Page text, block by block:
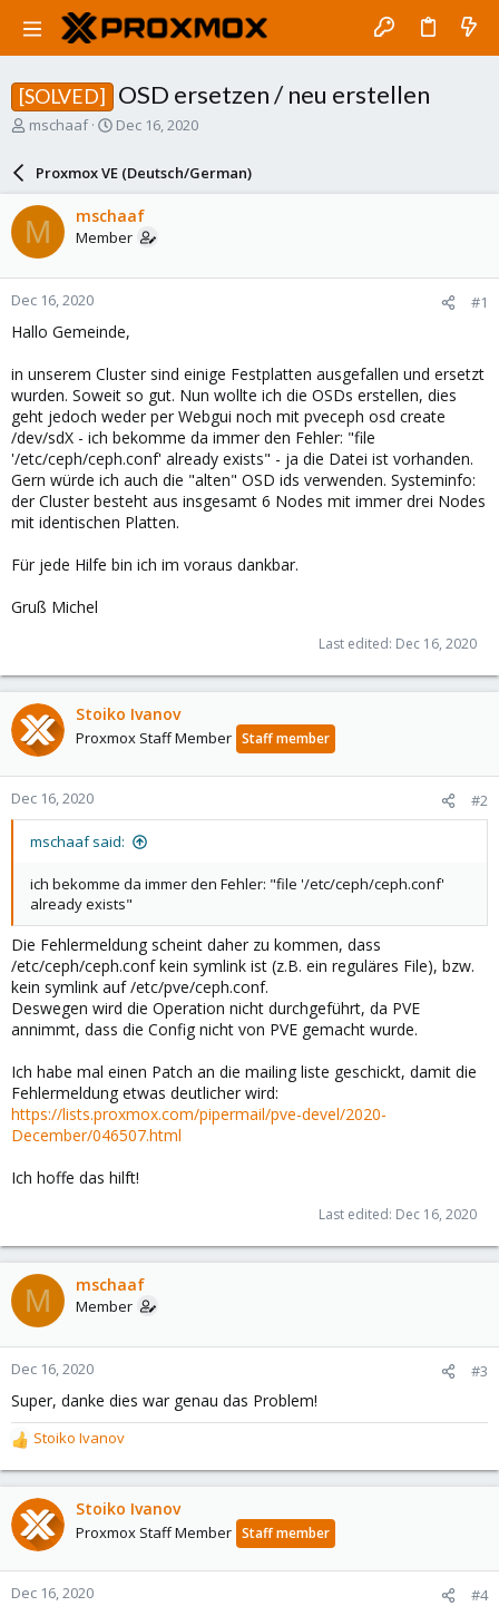
[SOLVED] OSD ersetzen / neu erstellen
T
a
d
s
t
a
r
t
e
mschaaf
S
a
r
d
a
e
Dec 16, 2020
Proxmox VE (Deutsch/German)
M mschaaf
Member
Dec 16, 2020 #1
Hallo Gemeinde,
in unserem Cluster sind einige Festplatten ausgefallen und ersetzt
wurden. Soweit so gut. Nun wollte ich die OSDs erstellen, dies
geht jedoch weder per Webgui noch mit pveceph osd create
/dev/sdX - ich bekomme da immer den Fehler: "file
'/etc/ceph/ceph.conf' already exists" - ja die Datei ist vorhanden.
Gern würde ich auch die "alten" OSD ids verwenden. Systeminfo:
der Cluster besteht aus insgesamt 6 Nodes mit immer drei Nodes
mit identischen Platten.
Für jede Hilfe bin ich im voraus dankbar.
Gruß Michel
Last edited: Dec 16, 2020
Stoiko Ivanov
Proxmox Staff Member Staff member
Dec 16, 2020 #2
mschaaf said:
ich bekomme da immer den Fehler: "file '/etc/ceph/ceph.conf'
already exists"
Die Fehlermeldung scheint daher zu kommen, dass
/etc/ceph/ceph.conf kein symlink ist (z.B. ein reguläres File), bzw.
kein symlink auf /etc/pve/ceph.conf.
Deswegen wird die Operation nicht durchgeführt, da PVE
annimmt, dass die Config nicht von PVE gemacht wurde.
Ich habe mal einen Patch an die mailing liste geschickt, damit die
Fehlermeldung etwas deutlicher wird:
https://lists.proxmox.com/pipermail/pve-devel/2020-
December/046507.html
Ich hoffe das hilft!
Last edited: Dec 16, 2020
M mschaaf
Member
Dec 16, 2020 #3
Super, danke dies war genau das Problem!
R
e
a
c
t
o
n
Stoiko Ivanov
Stoiko Ivanov
Proxmox Staff Member Staff member
Dec 16, 2020 #4